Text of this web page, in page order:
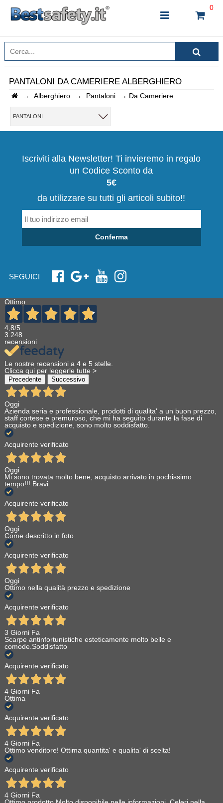
0
INSERISCI IL NOME DEL PRODOTTO CHE STAI
CERCANDO
CHIUDI RICERCA
PANTALONI DA CAMERIERE ALBERGHIERO
→ Alberghiero → Pantaloni → Da Cameriere
PANTALONI
Iscriviti alla Newsletter! Ti invieremo in regalo
un Codice Sconto da
5€
da utilizzare su tutti gli articoli subito!!
Conferma
SEGUICI
Ottimo
4,8/5
3.248
recensioni
Le nostre recensioni a 4 e 5 stelle.
Clicca qui per leggerle tutte >
Precedente Successivo
Oggi
Azienda seria e professionale, prodotti di qualita' a un buon prezzo,
staff cortese e premuroso, che mi ha seguito durante la fase di
acquisto e spedizione, sono molto soddisfatto.
Acquirente verificato
Oggi
Mi sono trovata molto bene, acquisto arrivato in pochissimo
tempo!!! Bravi
Acquirente verificato
Oggi
Come descritto in foto
Acquirente verificato
Oggi
Ottimo nella qualità prezzo e spedizione
Acquirente verificato
3 Giorni Fa
Scarpe antinfortunistiche esteticamente molto belle e
comode.Soddisfatto
Acquirente verificato
4 Giorni Fa
Ottima
Acquirente verificato
4 Giorni Fa
Ottimo venditore! Ottima quantita' e qualita' di scelta!
Acquirente verificato
4 Giorni Fa